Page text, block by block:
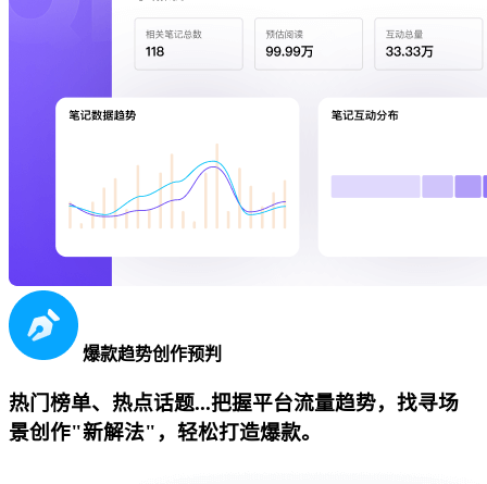
爆款趋势创作预判
热门榜单、热点话题...把握平台流量趋势，找寻场
景创作"新解法"，轻松打造爆款。